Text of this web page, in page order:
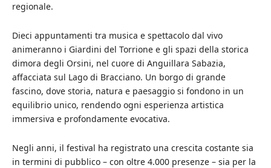
regionale.
Dieci appuntamenti tra musica e spettacolo dal vivo
animeranno i Giardini del Torrione e gli spazi della storica
dimora degli Orsini, nel cuore di Anguillara Sabazia,
affacciata sul Lago di Bracciano. Un borgo di grande
fascino, dove storia, natura e paesaggio si fondono in un
equilibrio unico, rendendo ogni esperienza artistica
immersiva e profondamente evocativa.
Negli anni, il festival ha registrato una crescita costante sia
in termini di pubblico – con oltre 4.000 presenze – sia per la